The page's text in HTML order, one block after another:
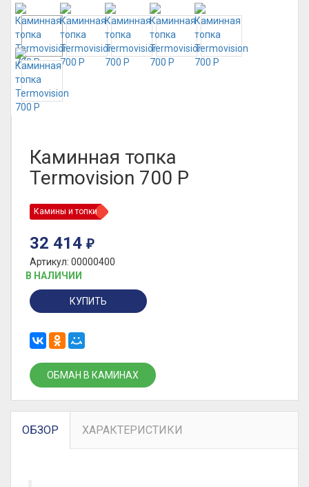
Каминная топка
Termovision 700 P
Камины и топки
32 414 ₽
Артикул: 00000400
В НАЛИЧИИ
КУПИТЬ
ОБМАН В КАМИНАХ
ОБЗОР ХАРАКТЕРИСТИКИ